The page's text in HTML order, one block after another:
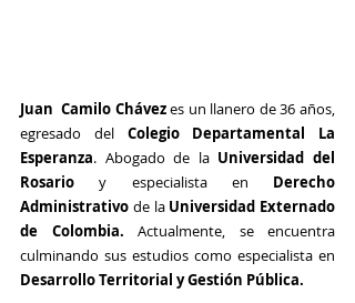
Juan  Camilo Chávez es un llanero de 36 años,
egresado del Colegio Departamental La
Esperanza. Abogado de la Universidad del
Rosario y especialista en Derecho
Administrativo de la Universidad Externado
de Colombia. Actualmente, se encuentra
Desarrollo Territorial y Gestión Pública.